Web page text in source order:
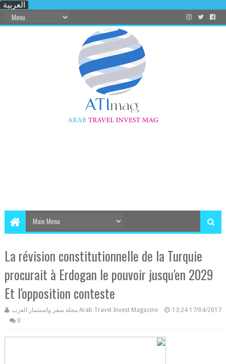
العربية
La révision constitutionnelle de la Turquie
procurait à Erdogan le pouvoir jusqu'en 2029
Et l'opposition conteste
مجلة سفر واستثمار العرب Arab Travel Invest Magazine 13:24 17/04/2017
0